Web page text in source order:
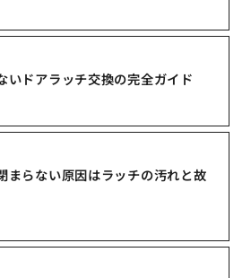
いドアラッチ交換の完全ガイド
まらない原因はラッチの汚れと故